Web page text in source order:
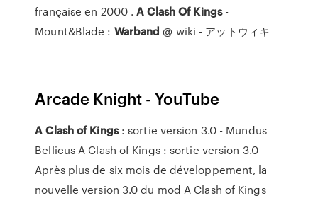
française en 2000 .A ClashOf Kings-
Mount&Blade : Warband @ wiki - アットウィキ
Arcade Knight - YouTube
A Clashof Kings: sortie version 3.0 - Mundus
Bellicus A Clash of Kings : sortie version 3.0
Après plus de six mois de développement, la
nouvelle version 3.0 du mod A Clash of Kings